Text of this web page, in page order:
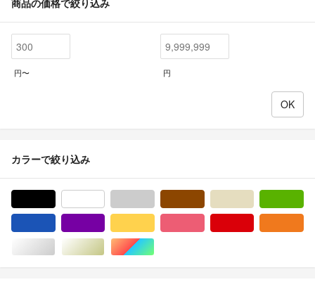
円〜 円
カラーで絞り込み
シルバー/銀色系ゴールド/金色系マルチカラー